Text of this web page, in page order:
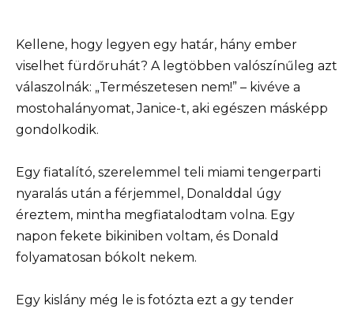
Kellene, hogy legyen egy határ, hány ember
viselhet fürdőruhát? A legtöbben valószínűleg azt
válaszolnák: „Természetesen nem!” – kivéve a
mostohalányomat, Janice-t, aki egészen másképp
gondolkodik.
Egy fiatalító, szerelemmel teli miami tengerparti
nyaralás után a férjemmel, Donalddal úgy
éreztem, mintha megfiatalodtam volna. Egy
napon fekete bikiniben voltam, és Donald
folyamatosan bókolt nekem.
Egy kislány még le is fotózta ezt a gy tender